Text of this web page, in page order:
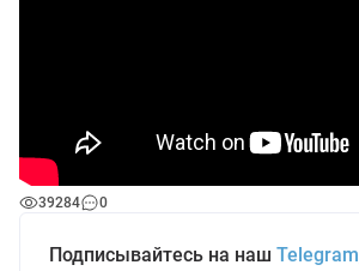
39284 0
Подписывайтесь на наш Telegram